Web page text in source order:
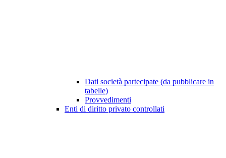
Dati società partecipate (da pubblicare in
tabelle)
Provvedimenti
Enti di diritto privato controllati